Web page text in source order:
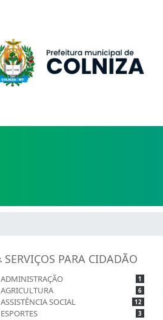
SERVIÇOS PARA CIDADÃO
ADMINISTRAÇÃO 1
AGRICULTURA 6
ASSISTÊNCIA SOCIAL 12
ESPORTES 3